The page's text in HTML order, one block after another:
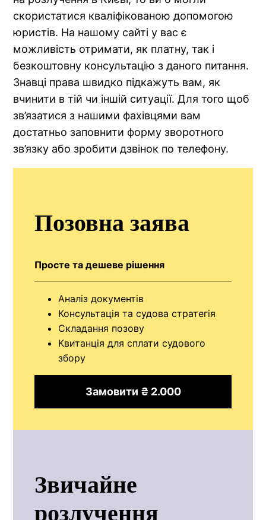
скористатися кваліфікованою допомогою
юристів. На нашому сайті у вас є
можливість отримати, як платну, так і
безкоштовну консультацію з даного питання.
Знавці права швидко підкажуть вам, як
вчинити в тій чи іншій ситуації. Для того щоб
зв’язатися з нашими фахівцями вам
достатньо заповнити форму зворотного
зв’язку або зробити дзвінок по телефону.
Позовна заява
Просте та дешеве рішення
Аналіз документів
Консультація та судова стратегія
Складання позову
Квитанція для сплати судового
збору
Замовити ₴ 2.000
Звичайне
розлучення